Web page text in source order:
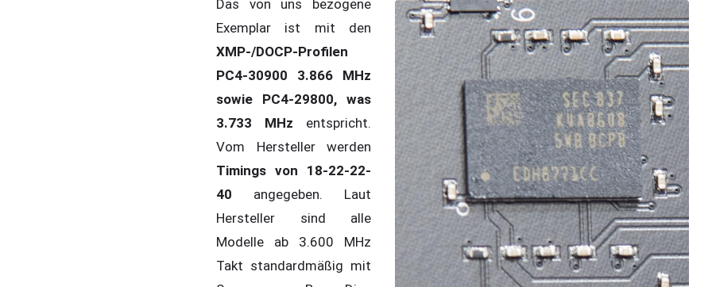
Das von uns bezogene
Exemplar ist mit den
XMP-/DOCP-Profilen
PC4-30900 3.866 MHz
sowie PC4-29800, was
3.733 MHz entspricht.
Vom Hersteller werden
Timings von 18-22-22-
40 angegeben. Laut
Hersteller sind alle
Modelle ab 3.600 MHz
Takt standardmäßig mit